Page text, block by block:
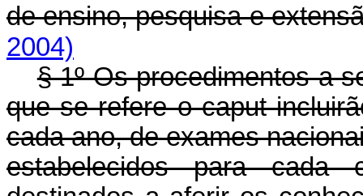
de ensino, pesquisa e
2004)
§ 1º Os procedimentos a
que se refere o caput
cada ano, de exames
estabelecidos para cada